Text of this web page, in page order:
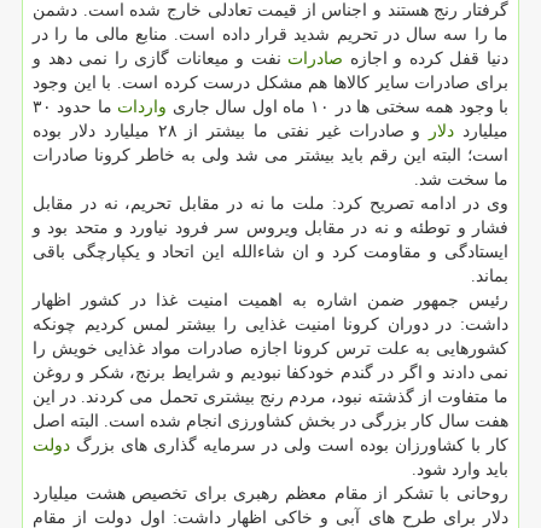
گرفتار رنج هستند و اجناس از قیمت تعادلی خارج شده است. دشمن
ما را سه سال در تحریم شدید قرار داده است. منابع مالی ما را در
دنیا قفل کرده و اجازه صادرات نفت و میعانات گازی را نمی دهد و
برای صادرات سایر کالاها هم مشکل درست کرده است. با این وجود
با وجود همه سختی ها در ۱۰ ماه اول سال جاری
واردات
ما حدود ۳۰
میلیارد دلار
و صادرات غیر نفتی ما بیشتر از ۲۸ میلیارد دلار بوده
است؛ البته این رقم باید بیشتر می شد ولی به خاطر کرونا صادرات
ما سخت شد.
وی در ادامه تصریح کرد: ملت ما نه در مقابل تحریم، نه در مقابل
فشار و توطئه و نه در مقابل ویروس سر فرود نیاورد و متحد بود و
ایستادگی و مقاومت کرد و ان شاءالله این اتحاد و یکپارچگی باقی
بماند.
رئیس جمهور ضمن اشاره به اهمیت امنیت غذا در کشور اظهار
داشت: در دوران کرونا امنیت غذایی را بیشتر لمس کردیم چونکه
کشورهایی به علت ترس کرونا اجازه صادرات مواد غذایی خویش را
نمی دادند و اگر در گندم خودکفا نبودیم و شرایط برنج، شکر و روغن
ما متفاوت از گذشته نبود، مردم رنج بیشتری تحمل می کردند. در این
هفت سال کار بزرگی در بخش کشاورزی انجام شده است. البته اصل
کار با کشاورزان بوده است ولی در سرمایه گذاری های بزرگ دولت
باید وارد شود.
روحانی با تشکر از مقام معظم رهبری برای تخصیص هشت میلیارد
دلار برای طرح های آبی و خاکی اظهار داشت: اول دولت از مقام